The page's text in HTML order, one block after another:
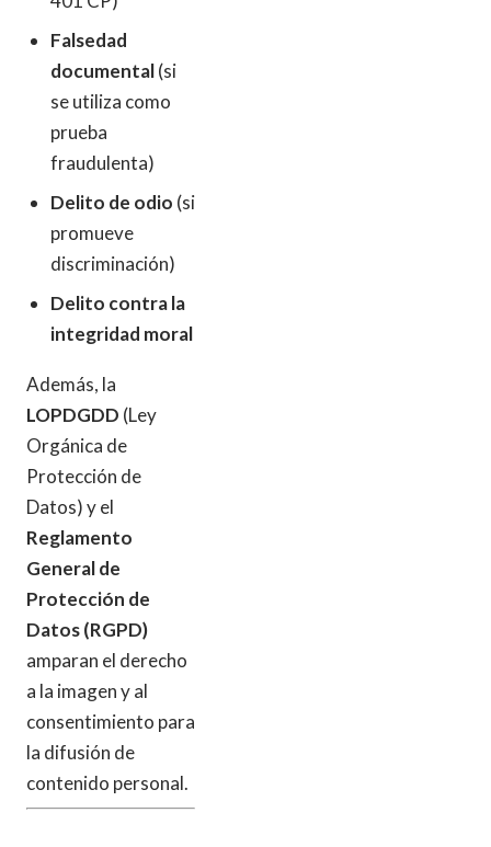
Falsedad
documental(si
se utiliza como
prueba
fraudulenta)
Delito de odio (si
promueve
discriminación)
Delito contra la
integridad moral
Además, la
LOPDGDD (Ley
Orgánica de
Protección de
Datos) y el
Reglamento
General de
Protección de
Datos (RGPD)
amparan el derecho
a la imagen y al
consentimiento para
la difusión de
contenido personal.